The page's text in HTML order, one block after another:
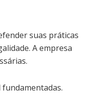
suas práticas
A empresa